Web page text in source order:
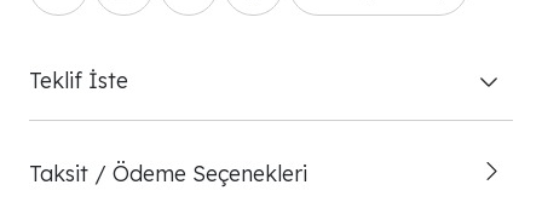
Teklif İste
Taksit / Ödeme Seçenekleri